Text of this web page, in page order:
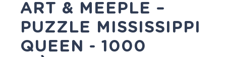
ART & MEEPLE –
PUZZLE MISSISSIPPI
QUEEN - 1000